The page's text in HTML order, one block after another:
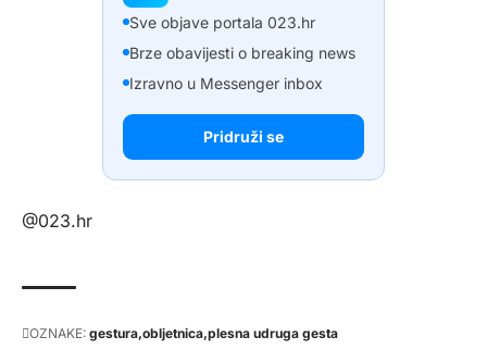
Sve objave portala 023.hr
Brze obavijesti o breaking news
Izravno u Messenger inbox
Pridruži se
@023.hr
OZNAKE: gestura obljetnica plesna udruga gesta